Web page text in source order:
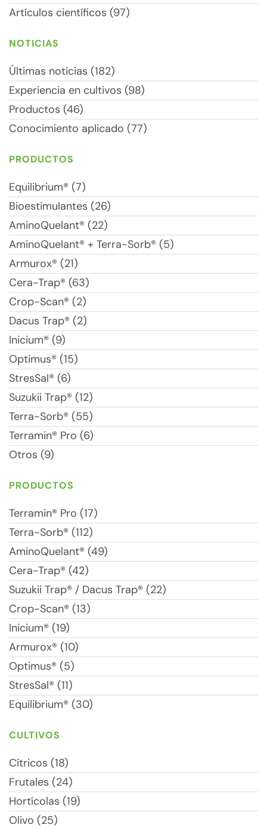
Artículos científicos (97)
NOTICIAS
Últimas noticias (182)
Experiencia en cultivos (98)
Productos (46)
Conocimiento aplicado (77)
PRODUCTOS
Equilibrium® (7)
Bioestimulantes (26)
AminoQuelant® (22)
AminoQuelant® + Terra-Sorb® (5)
Armurox® (21)
Cera-Trap® (63)
Crop-Scan® (2)
Dacus Trap® (2)
Inicium® (9)
Optimus® (15)
StresSal® (6)
Suzukii Trap® (12)
Terra-Sorb® (55)
Terramin® Pro (6)
Otros (9)
PRODUCTOS
Terramin® Pro (17)
Terra-Sorb® (112)
AminoQuelant® (49)
Cera-Trap® (42)
Suzukii Trap® / Dacus Trap® (22)
Crop-Scan® (13)
Inicium® (19)
Armurox® (10)
Optimus® (5)
StresSal® (11)
Equilibrium® (30)
CULTIVOS
Cítricos (18)
Frutales (24)
Hortícolas (19)
Olivo (25)